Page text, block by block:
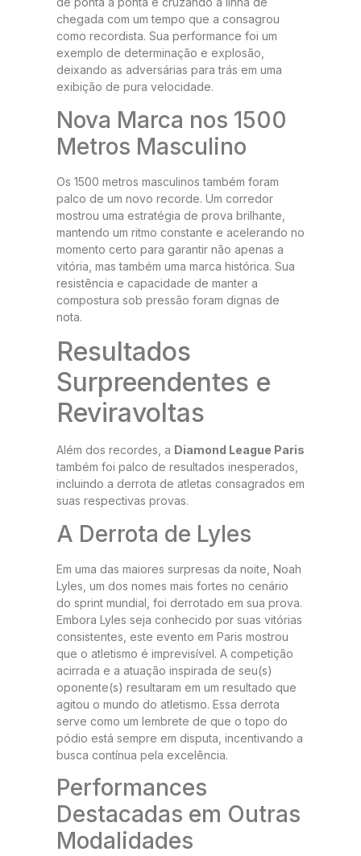
chegada com um tempo que a consagrou
como recordista. Sua performance foi um
exemplo de determinação e explosão,
deixando as adversárias para trás em uma
exibição de pura velocidade.
Nova Marca nos 1500
Metros Masculino
Os 1500 metros masculinos também foram
palco de um novo recorde. Um corredor
mostrou uma estratégia de prova brilhante,
mantendo um ritmo constante e acelerando no
momento certo para garantir não apenas a
vitória, mas também uma marca histórica. Sua
resistência e capacidade de manter a
compostura sob pressão foram dignas de
nota.
Resultados
Surpreendentes e
Reviravoltas
Além dos recordes, a Diamond League Paris
também foi palco de resultados inesperados,
incluindo a derrota de atletas consagrados em
suas respectivas provas.
A Derrota de Lyles
Em uma das maiores surpresas da noite, Noah
Lyles, um dos nomes mais fortes no cenário
do sprint mundial, foi derrotado em sua prova.
Embora Lyles seja conhecido por suas vitórias
consistentes, este evento em Paris mostrou
que o atletismo é imprevisível. A competição
acirrada e a atuação inspirada de seu(s)
oponente(s) resultaram em um resultado que
agitou o mundo do atletismo. Essa derrota
serve como um lembrete de que o topo do
pódio está sempre em disputa, incentivando a
busca contínua pela excelência.
Performances
Destacadas em Outras
Modalidades